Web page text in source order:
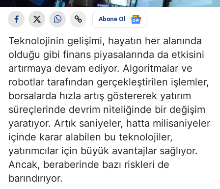
Abone Ol
Teknolojinin gelişimi, hayatın her alanında
olduğu gibi finans piyasalarında da etkisini
artırmaya devam ediyor. Algoritmalar ve
robotlar tarafından gerçekleştirilen işlemler,
borsalarda hızla artış göstererek yatırım
süreçlerinde devrim niteliğinde bir değişim
yaratıyor. Artık saniyeler, hatta milisaniyeler
içinde karar alabilen bu teknolojiler,
yatırımcılar için büyük avantajlar sağlıyor.
Ancak, beraberinde bazı riskleri de
barındırıyor.